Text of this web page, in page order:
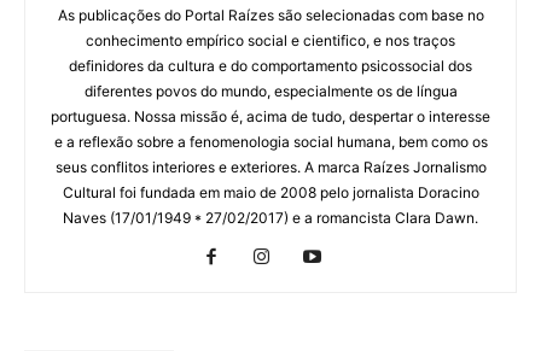
As publicações do Portal Raízes são selecionadas com base no
conhecimento empírico social e cientifico, e nos traços
definidores da cultura e do comportamento psicossocial dos
diferentes povos do mundo, especialmente os de língua
portuguesa. Nossa missão é, acima de tudo, despertar o interesse
e a reflexão sobre a fenomenologia social humana, bem como os
seus conflitos interiores e exteriores. A marca Raízes Jornalismo
Cultural foi fundada em maio de 2008 pelo jornalista Doracino
Naves (17/01/1949 * 27/02/2017) e a romancista Clara Dawn.